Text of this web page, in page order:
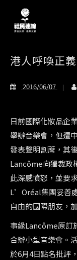
港人呼喚正
2016/06/07
日前國際化妝品企
舉辦音樂會，但遭
發表聲明割蓆，其
Lancôme向獨裁政
此深感憤怒，並要
L’Oréal集團妥善
自由的國際朋友，
事緣Lancôme原訂
合辦小型音樂會。
於6月4日點名批評